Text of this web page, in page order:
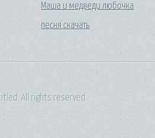
Маша и медведи любочка
песня скачать
All rights reserved.